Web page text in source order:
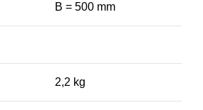
B = 500 mm
2,2 kg